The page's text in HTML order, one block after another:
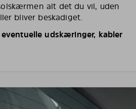
alt det du vil, uden
bliver beskadiget.
udskæringer, kabler